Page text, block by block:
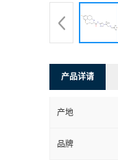
产品详请
产地
品牌